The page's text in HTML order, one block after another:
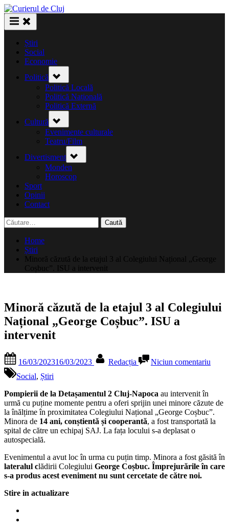
Skip
to
content
Știri
Social
Economie
Politică
sub-
menu
Politică Locală
Politică Națională
Politică Externă
Cultură
sub-
menu
Evenimente culturale
Teatru/Film
Divertisment sub-
menu
Monden
Horoscop
Sport
Opinii
Contact
Caută
după:
Home
Știri
Minoră căzută de la etajul 3 al Colegiului Național „George
Coșbuc”. ISU a intervenit
Minoră căzută de la etajul 3 al Colegiului
Național „George Coșbuc”. ISU a
intervenit
on
16/03/202316/03/2023 Redacția Niciun comentariu
etajul
3
al
ISU
Social, Știri
Pompierii de la Detașamentul 2 Cluj-Napoca au intervenit în
urmă cu puține momente pentru a oferi sprijin unei minore căzute de
la înălțime în proximitatea Colegiului Național „George Coșbuc”.
Minora de 14 ani, conștientă și cooperantă, a fost transportată la
spital de către un echipaj SAJ. La fața locului s-a deplasat o
autospecială.
Evenimentul a avut loc în urma cu puțin timp. Minora a fost găsită în
lateralul clădirii Colegiului George Coșbuc. Împrejurările în care
s-a produs acest eveniment nu sunt cercetate de către noi.
Stire in actualizare